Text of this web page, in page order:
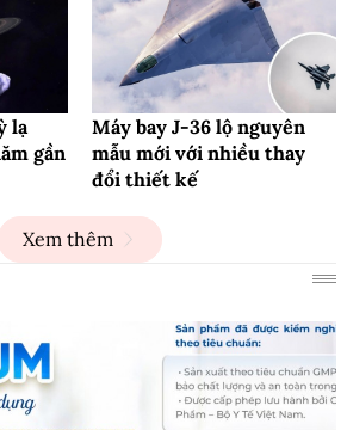
lạ
gần
Máy bay J-36 lộ nguyên
mẫu mới với nhiều thay
đổi thiết kế
Xem thêm